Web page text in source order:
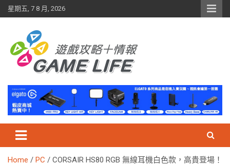
Skip
to
星期五, 7 8 月, 2026
Home PC CORSAIR HS80 RGB 無線耳機白色款，高貴登場！